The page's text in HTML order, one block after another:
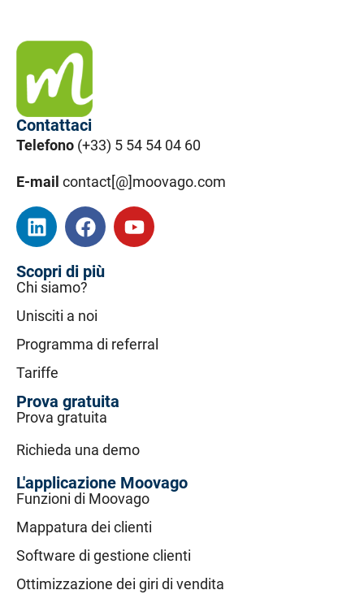
Contattaci
Telefono (+33) 5 54 54 04 60
E-mail contact[@]moovago.com
Scopri di più
Chi siamo?
Unisciti a noi
Programma di referral
Tariffe
Prova gratuita
Prova gratuita
Richieda una demo
L'applicazione Moovago
Funzioni di Moovago
Mappatura dei clienti
Software di gestione clienti
Ottimizzazione dei giri di vendita